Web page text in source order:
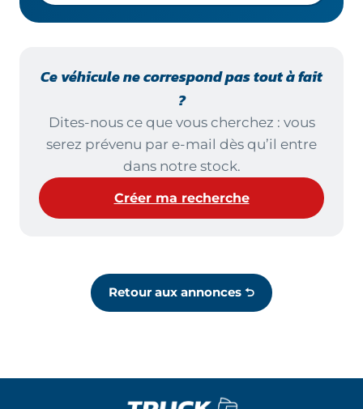
Ce véhicule ne correspond pas tout à fait
?
Dites-nous ce que vous cherchez : vous
serez prévenu par e-mail dès qu’il entre
dans notre stock.
Créer ma recherche
Retour aux annonces ⮌